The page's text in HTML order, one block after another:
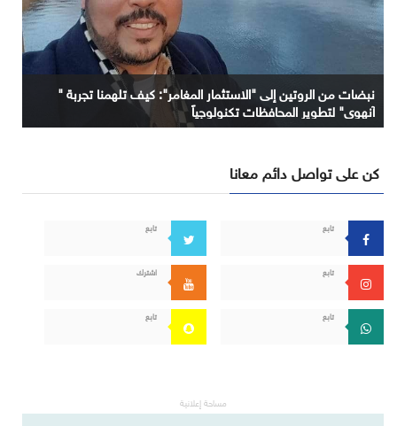
نبضات من الروتين إلى "الاستثمار المغامر": كيف تلهمنا تجربة "
آنهوي" لتطوير المحافظات تكنولوجياً
كن على تواصل دائم معانا
تابع تابع
تابع اشترك
تابع تابع
مساحة إعلانية